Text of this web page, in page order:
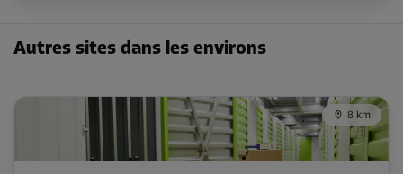
Autres sites dans les environs
8 km